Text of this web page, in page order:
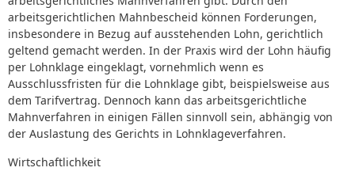
arbeitsgerichtlichen Mahnbescheid können Forderungen,
insbesondere in Bezug auf ausstehenden Lohn, gerichtlich
geltend gemacht werden. In der Praxis wird der Lohn häufig
per Lohnklage eingeklagt, vornehmlich wenn es
Ausschlussfristen für die Lohnklage gibt, beispielsweise aus
dem Tarifvertrag. Dennoch kann das arbeitsgerichtliche
Mahnverfahren in einigen Fällen sinnvoll sein, abhängig von
der Auslastung des Gerichts in Lohnklageverfahren.
Wirtschaftlichkeit